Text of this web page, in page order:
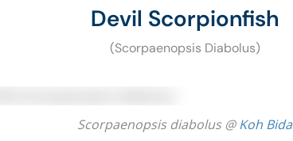
Devil Scorpionfish
(Scorpaenopsis Diabolus)
Scorpaenopsis diabolus @Koh Bida